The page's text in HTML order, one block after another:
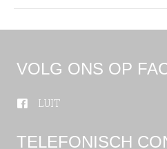
VOLG ONS OP
LUIT
TELEFONISCH